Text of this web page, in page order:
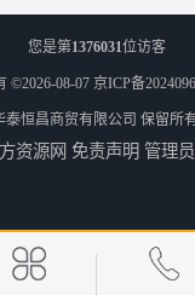
脸盆冷热水龙头批发商 水龙头冷热洗脸盆池 全城配送
您是第1376031位访客
©2026-08-07 京ICP备
泰恒昌商贸有限公司 保留所
资源网 免责声明 管理